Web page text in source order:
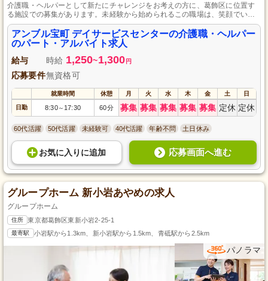
介護職・ヘルパーとして新たにチャレンジをお考えの方に、葛飾区に位置す
る施設での募集があります。未経験から始められるこの職場は、笑顔でいる
ための支援を通じて、ご利用者さまの毎日を豊かにするお手伝いをしていま
す。土日休みでライフスタイルに合わせた働き方が可能なので、無理なく長
く続けられる環境が整っています。
アンブル宝町 デイサービスセンターの介護職・ヘルパー
のパート・アルバイト求人
給与 時給 1,250~1,300 円
応募要件無資格可
就業時間 休憩 月 火 水 木 金 土 日
日勤 8:30～ 17:30 60分 募集 募集 募集 募集 募集 定休 定休
60代活躍 50代活躍 未経験可 40代活躍 年齢不問 土日休み
お気に入り に追加 応募画面へ進む
グループホーム 新小岩あやめの求人
グループホーム
住所 東京都葛飾区東新小岩2-25-1
最寄駅 小岩駅から1.3km、新小岩駅から1.5km、青砥駅から2.5km
パノラマ